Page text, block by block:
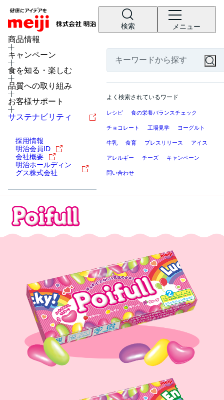
検索 メニュー
商品情報
キャンペーン
食を知る・楽しむ
品質への取り組み
お客様サポート
サステナビリティ
採用情報
明治会員ID
会社概要
明治ホールディン
グス株式会社
よく検索されているワード
レシピ 食の栄養バランスチェック
チョコレート 工場見学 ヨーグルト
牛乳 食育 プレスリリース アイス
アレルギー チーズ キャンペーン
問い合わせ